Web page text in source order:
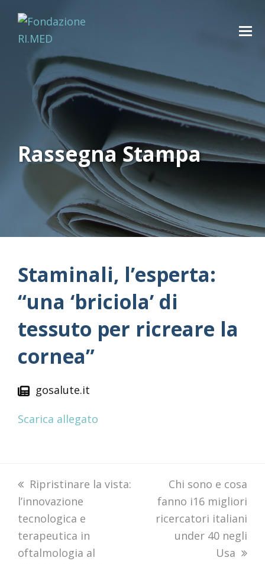
Rassegna Stampa
Staminali, l’esperta:
“una ‘briciola’ di
tessuto per ricreare la
cornea”
gosalute.it
Scarica allegato
previous
post:
Ripristinare la vista:
l’innovazione
tecnologica e
terapeutica in
oftalmologia al
next
post:
Chi sono e cosa
fanno i16 migliori
ricercatori italiani
under 40 negli
Usa